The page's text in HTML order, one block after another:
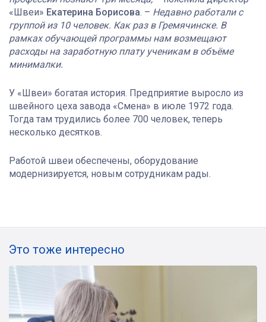
«Швеи» Екатерина Борисова. – Недавно работали с
группой из 10 человек. Как раз в Гремячинске. В
рамках обучающей программы нам возмещают
расходы на заработную плату ученикам в объёме
минималки.
У «Швеи» богатая история. Предприятие выросло из
швейного цеха завода «Смена» в июле 1972 года.
Тогда там трудились более 700 человек, теперь
несколько десятков.
Работой швеи обеспечены, оборудование
модернизируется, новым сотрудникам рады.
Это тоже интересно